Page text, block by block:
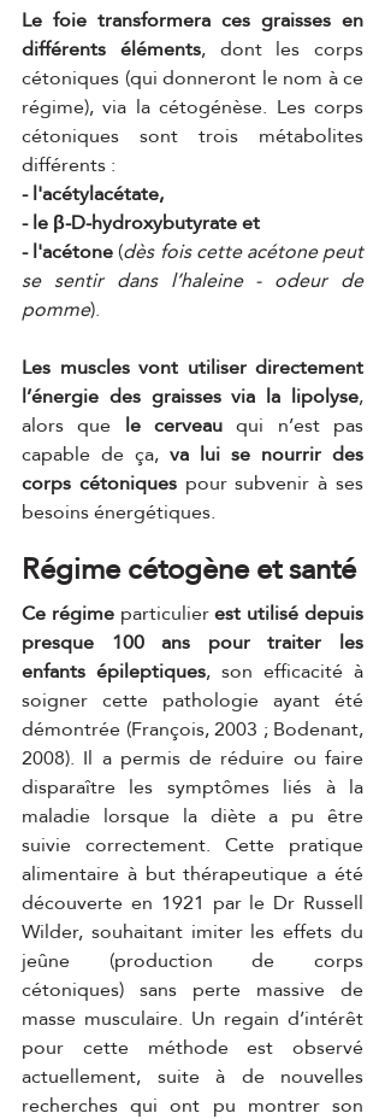
Le foie transformera ces graisses en
différents éléments, dont les corps
cétoniques (qui donneront le nom à ce
régime), via la cétogénèse. Les corps
cétoniques sont trois métabolites
différents :
- l'acétylacétate,
- le β-D-hydroxybutyrate et
- l'acétone (dès fois cette acétone peut
se sentir dans l’haleine - odeur de
pomme).
Les muscles vont utiliser directement
l’énergie des graisses via la lipolyse,
alors que le cerveau qui n’est pas
capable de ça, va lui se nourrir des
corps cétoniques pour subvenir à ses
besoins énergétiques.
Régime cétogène et santé
Ce régime particulier est utilisé depuis
presque 100 ans pour traiter les
enfants épileptiques, son efficacité à
soigner cette pathologie ayant été
démontrée (François, 2003 ; Bodenant,
2008). Il a permis de réduire ou faire
disparaître les symptômes liés à la
maladie lorsque la diète a pu être
suivie correctement. Cette pratique
alimentaire à but thérapeutique a été
découverte en 1921 par le Dr Russell
Wilder, souhaitant imiter les effets du
jeûne (production de corps
cétoniques) sans perte massive de
masse musculaire. Un regain d’intérêt
pour cette méthode est observé
actuellement, suite à de nouvelles
recherches qui ont pu montrer son